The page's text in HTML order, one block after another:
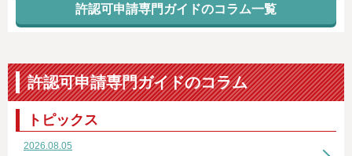
許認可申請専門ガイドのコラム一覧
許認可申請専門ガイドのコラム
トピックス
2026.08.05